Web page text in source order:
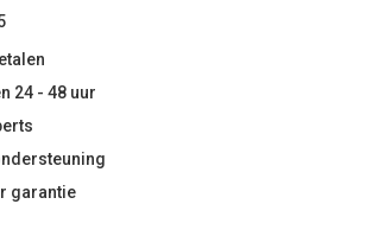
24 - 48 uur
garantie